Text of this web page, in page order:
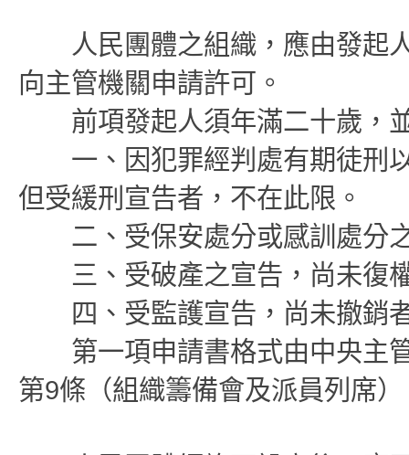
人民團體之組織，應由發起人
向主管機關申請許可。
前項發起人須年滿二十歲，並
一、因犯罪經判處有期徒刑以
但受緩刑宣告者，不在此限。
二、受保安處分或感訓處分之
三、受破產之宣告，尚未復
四、受監護宣告，尚未撤銷
第一項申請書格式由中央主
第9條（組織籌備會及派員列席）